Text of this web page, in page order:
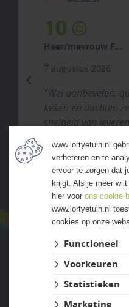
10
Heer/mevrouw F...
7 augustus 2026
"Wel aanbevelen:
keken en dachten
snelheid van
previous
Website
www.lortyetuin.nl
verbeteren en te
ervoor te zorgen dat
krijgt. Als je meer
hier voor ons cookie
www.lortyetuin.nl
cookies op onze
Functioneel
Voorkeuren
Statistieken
Marketing